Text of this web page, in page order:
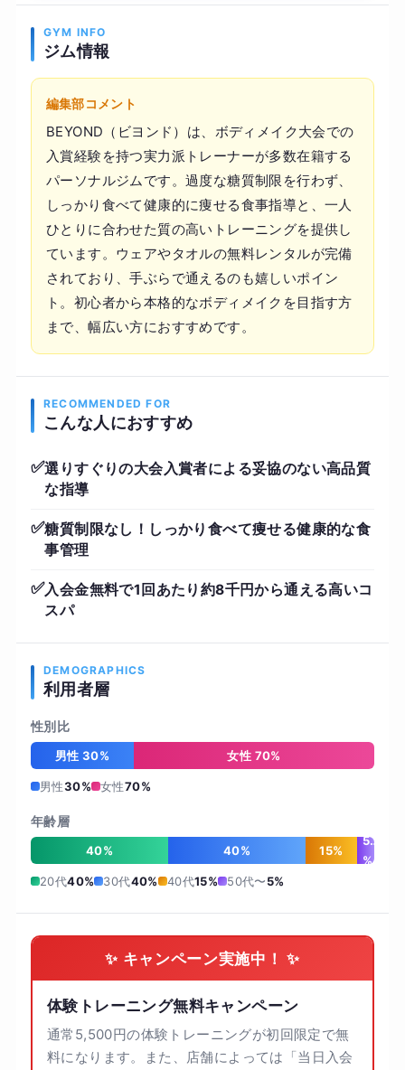
GYM INFO
ジム情報
編集部コメント
BEYOND（ビヨンド）は、ボディメイク大会での
入賞経験を持つ実力派トレーナーが多数在籍する
パーソナルジムです。過度な糖質制限を行わず、
しっかり食べて健康的に痩せる食事指導と、一人
ひとりに合わせた質の高いトレーニングを提供し
ています。ウェアやタオルの無料レンタルが完備
されており、手ぶらで通えるのも嬉しいポイン
ト。初心者から本格的なボディメイクを目指す方
まで、幅広い方におすすめです。
RECOMMENDED FOR
こんな人におすすめ
✅選りすぐりの大会入賞者による妥協のない高品質
な指導
✅糖質制限なし！しっかり食べて痩せる健康的な食
事管理
✅入会金無料で1回あたり約8千円から通える高いコ
スパ
DEMOGRAPHICS
利用者層
性別比
男性 30% 女性 70%
男性30% 女性70%
年齢層
40% 40% 15%
5
%
20代40% 30代40% 40代15% 50代〜5%
✨ キャンペーン実施中！ ✨
体験トレーニング無料キャンペーン
通常5,500円の体験トレーニングが初回限定で無
料になります。また、店舗によっては「当日入会